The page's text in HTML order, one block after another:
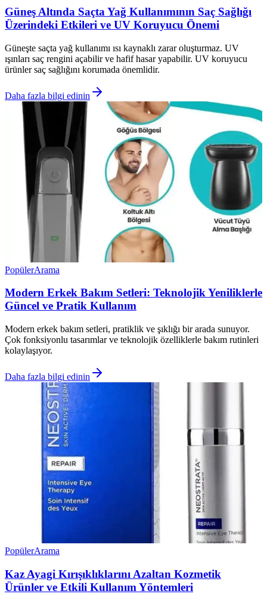
Güneş Altında Saçta Yağ Kullanımının Saç Sağlığı
Üzerindeki Etkileri ve UV Koruyucu Önemi
Güneşte saçta yağ kullanımı ısı kaynaklı zarar oluşturmaz. UV
ışınları saç rengini açabilir ve hafif hasar yapabilir. UV koruyucu
ürünler saç sağlığını korumada önemlidir.
Daha fazla bilgi edinin
PopülerArama
Modern Erkek Bakım Setleri: Teknolojik Yeniliklerle
Güncel ve Pratik Kullanım
Modern erkek bakım setleri, pratiklik ve şıklığı bir arada sunuyor.
Çok fonksiyonlu tasarımlar ve teknolojik özelliklerle bakım rutinleri
kolaylaşıyor.
Daha fazla bilgi edinin
PopülerArama
Kaz Ayagi Kırışıklıklarını Azaltan Kozmetik
Ürünler ve Etkili Kullanım Yöntemleri